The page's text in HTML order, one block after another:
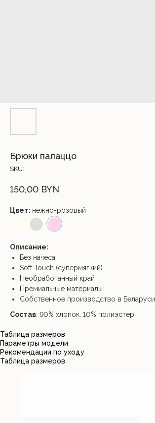
Брюки палаццо
SKU:
150,00 BYN
Цвет: нежно-розовый
⬤ ⬤
Описание:
Без начеса
Soft Touch (супермягкий)
Необработанный край
Премиальные материалы
Собственное производство в Беларуси
Состав: 90% хлопок, 10% полиэстер
Таблица размеров
Параметры модели
Рекомендации по уходу
Таблица размеров